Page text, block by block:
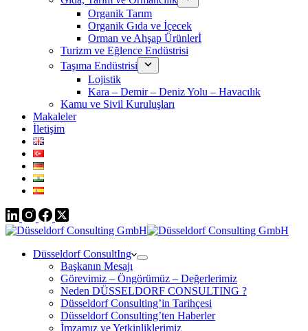
Organik Tarım
Organik Gıda ve İçecek
Orman ve Ahşap Ürünlerİ
Turizm ve Eğlence Endüstrisi
Taşıma Endüstrisi
Lojistik
Kara – Demir – Deniz Yolu – Havacılık
Kamu ve Sivil Kuruluşları
Makaleler
İletişim
Düsseldorf ConsultIng
Başkanın Mesajı
Görevimiz – Öngörümüz – Değerlerimiz
Neden DÜSSELDORF CONSULTING ?
Düsseldorf Consulting’in Tarihçesi
Düsseldorf Consulting’ten Haberler
İmzamız ve Yetkinliklerimiz